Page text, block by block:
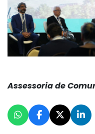
Assessoria de